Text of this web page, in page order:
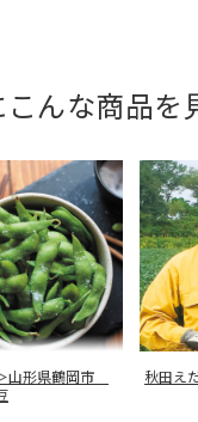
んな商品を
山形県鶴岡市
秋田え